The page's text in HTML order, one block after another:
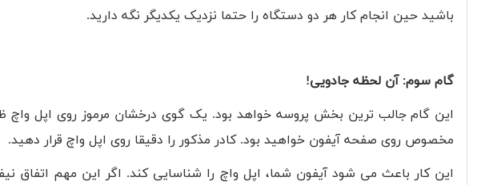
باشید حین انجام کار هر دو دستگاه را حتما نزدیک یکدیگر نگه دارید.
گام سوم: آن لحظه جادویی!
این گام جالب ترین بخش پروسه خواهد بود. یک گوی درخشان مرموز روی اپل
مخصوص روی صفحه آیفون خواهید بود. کادر مذکور را دقیقا روی اپل واچ قرار دهید.
این کار باعث می شود آیفون شما، اپل واچ را شناسایی کند. اگر این مهم اتفاق